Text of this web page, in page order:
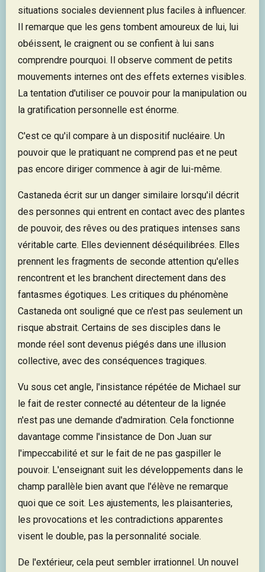
situations sociales deviennent plus faciles à influencer.
Il remarque que les gens tombent amoureux de lui, lui
obéissent, le craignent ou se confient à lui sans
comprendre pourquoi. Il observe comment de petits
mouvements internes ont des effets externes visibles.
La tentation d'utiliser ce pouvoir pour la manipulation ou
la gratification personnelle est énorme.
C'est ce qu'il compare à un dispositif nucléaire. Un
pouvoir que le pratiquant ne comprend pas et ne peut
pas encore diriger commence à agir de lui-même.
Castaneda écrit sur un danger similaire lorsqu'il décrit
des personnes qui entrent en contact avec des plantes
de pouvoir, des rêves ou des pratiques intenses sans
véritable carte. Elles deviennent déséquilibrées. Elles
prennent les fragments de seconde attention qu'elles
rencontrent et les branchent directement dans des
fantasmes égotiques. Les critiques du phénomène
Castaneda ont souligné que ce n'est pas seulement un
risque abstrait. Certains de ses disciples dans le
monde réel sont devenus piégés dans une illusion
collective, avec des conséquences tragiques.
Vu sous cet angle, l'insistance répétée de Michael sur
le fait de rester connecté au détenteur de la lignée
n'est pas une demande d'admiration. Cela fonctionne
davantage comme l'insistance de Don Juan sur
l'impeccabilité et sur le fait de ne pas gaspiller le
pouvoir. L'enseignant suit les développements dans le
champ parallèle bien avant que l'élève ne remarque
quoi que ce soit. Les ajustements, les plaisanteries,
les provocations et les contradictions apparentes
visent le double, pas la personnalité sociale.
De l'extérieur, cela peut sembler irrationnel. Un nouvel